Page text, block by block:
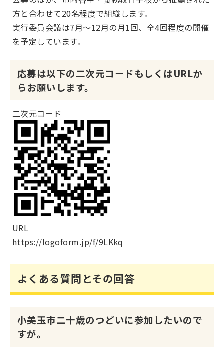
方と合わせて20名程度で組織します。
実行委員会議は7月～12月の月1回、全4回程度の開催
を予定しています。
応募は以下の二次元コードもしくはURLか
らお願いします。
二次元コード
URL
https://logoform.jp/f/9LKkq
よくある質問とその回答
小美玉市二十歳のつどいに参加したいので
すが。